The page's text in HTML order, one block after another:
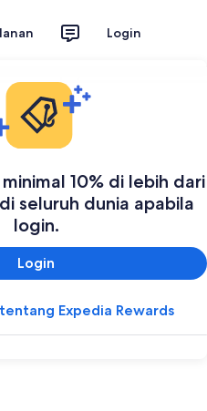
Login
10% di lebih dari
seluruh dunia apabila
login.
Login
Expedia Rewards